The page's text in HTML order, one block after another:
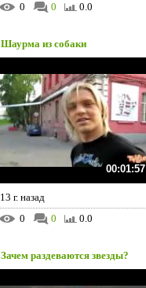
0
0 0.0
Шаурма из собаки
00:01:57
13 г. назад
0
0 0.0
Зачем раздеваются звезды?